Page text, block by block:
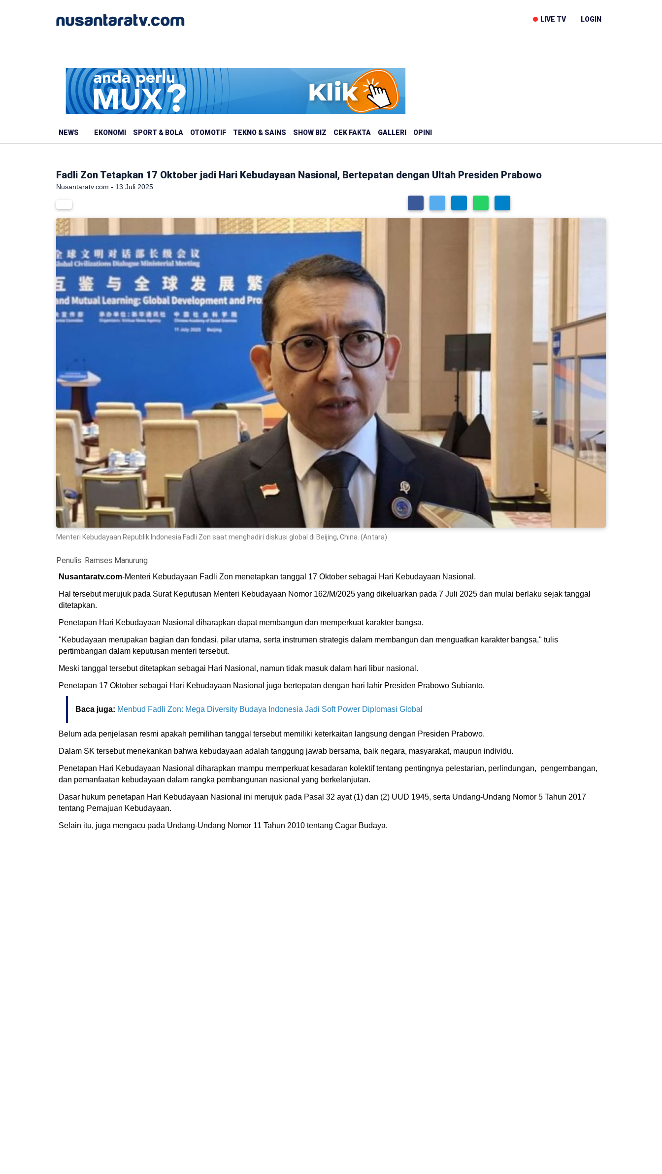
LIVE TV LOGIN
NEWS EKONOMI SPORT & BOLA OTOMOTIF TEKNO & SAINS SHOW BIZ CEK FAKTA GALLERI OPINI
Fadli Zon Tetapkan 17 Oktober jadi Hari Kebudayaan Nasional, Bertepatan dengan Ultah Presiden Prabowo
Nusantaratv.com - 13 Juli 2025
Menteri Kebudayaan Republik Indonesia Fadli Zon saat menghadiri diskusi global di Beijing, China. (Antara)
Penulis: Ramses Manurung
Nusantaratv.com-Menteri Kebudayaan Fadli Zon menetapkan tanggal 17 Oktober sebagai Hari Kebudayaan Nasional.
Hal tersebut merujuk pada Surat Keputusan Menteri Kebudayaan Nomor 162/M/2025 yang dikeluarkan pada 7 Juli 2025 dan mulai berlaku sejak tanggal
ditetapkan.
Penetapan Hari Kebudayaan Nasional diharapkan dapat membangun dan memperkuat karakter bangsa.
"Kebudayaan merupakan bagian dan fondasi, pilar utama, serta instrumen strategis dalam membangun dan menguatkan karakter bangsa," tulis
pertimbangan dalam keputusan menteri tersebut.
Meski tanggal tersebut ditetapkan sebagai Hari Nasional, namun tidak masuk dalam hari libur nasional.
Penetapan 17 Oktober sebagai Hari Kebudayaan Nasional juga bertepatan dengan hari lahir Presiden Prabowo Subianto.
Baca juga: Menbud Fadli Zon: Mega Diversity Budaya Indonesia Jadi Soft Power Diplomasi Global
Belum ada penjelasan resmi apakah pemilihan tanggal tersebut memiliki keterkaitan langsung dengan Presiden Prabowo.
Dalam SK tersebut menekankan bahwa kebudayaan adalah tanggung jawab bersama, baik negara, masyarakat, maupun individu.
Penetapan Hari Kebudayaan Nasional diharapkan mampu memperkuat kesadaran kolektif tentang pentingnya pelestarian, perlindungan, pengembangan,
dan pemanfaatan kebudayaan dalam rangka pembangunan nasional yang berkelanjutan.
Dasar hukum penetapan Hari Kebudayaan Nasional ini merujuk pada Pasal 32 ayat (1) dan (2) UUD 1945, serta Undang-Undang Nomor 5 Tahun 2017
tentang Pemajuan Kebudayaan.
Selain itu, juga mengacu pada Undang-Undang Nomor 11 Tahun 2010 tentang Cagar Budaya.